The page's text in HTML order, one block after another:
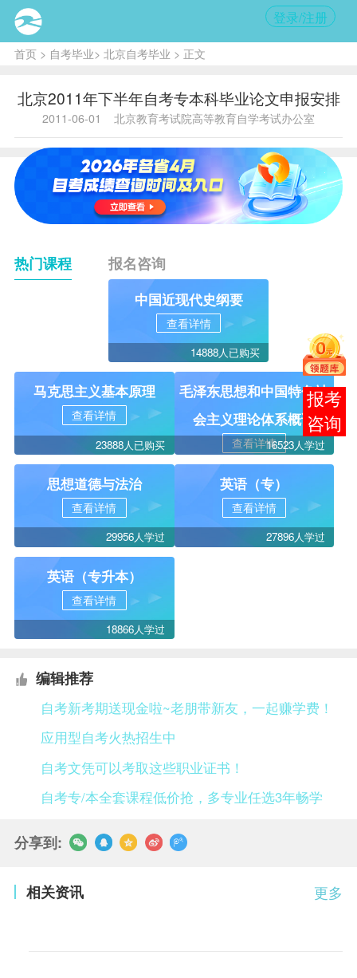
登录/注册
首页> 自考毕业> 北京自考毕业 > 正文
北京2011年下半年自考专本科毕业论文申报安排
2011-06-01 北京教育考试院高等教育自学考试办公室
热门课程 报名咨询
中国近现代史纲要
查看详情
14888人已购买
马克思主义基本原理
查看详情
23888人已购买
毛泽东思想和中国特色社
会主义理论体系概论
查看详情16523人学过
思想道德与法治
查看详情
29956人学过
英语（专）
查看详情
27896人学过
英语（专升本）
查看详情
18866人学过
编辑推荐
自考新考期送现金啦~老朋带新友，一起赚学费！
应用型自考火热招生中
自考文凭可以考取这些职业证书！
自考专/本全套课程低价抢，多专业任选3年畅学
分享到:
更多
相关资讯
报考
咨询